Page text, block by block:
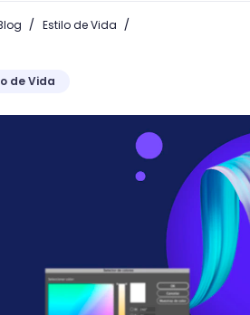
/ Estilo de Vida /
de Vida
colorear en Illustrator y llenar de